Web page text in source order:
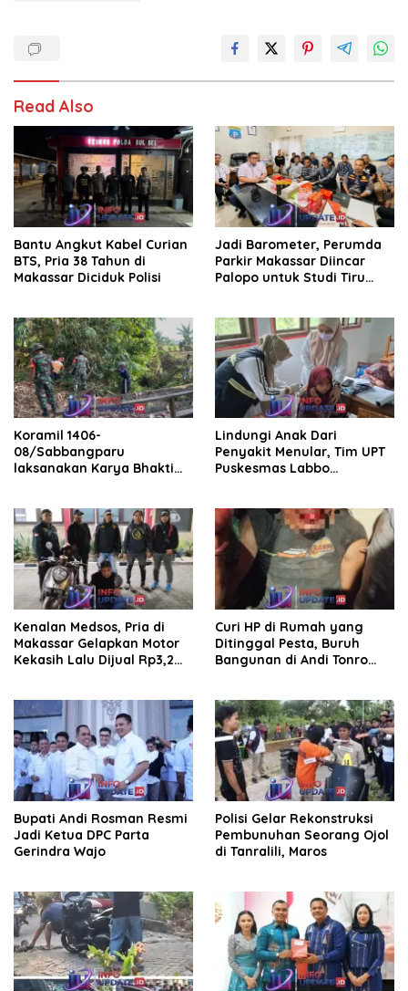
Read Also
Bantu Angkut Kabel Curian
BTS, Pria 38 Tahun di
Makassar Diciduk Polisi
Jadi Barometer, Perumda
Parkir Makassar Diincar
Palopo untuk Studi Tiru
Koramil 1406-
08/Sabbangparu
laksanakan Karya Bhakti
Lindungi Anak Dari
Penyakit Menular, Tim UPT
Puskesmas Labbo
Kenalan Medsos, Pria di
Makassar Gelapkan Motor
Kekasih Lalu Dijual Rp3,2
Curi HP di Rumah yang
Ditinggal Pesta, Buruh
Bangunan di Andi Tonro
Bupati Andi Rosman Resmi
Jadi Ketua DPC Parta
Gerindra Wajo
Polisi Gelar Rekonstruksi
Pembunuhan Seorang Ojol
di Tanralili, Maros